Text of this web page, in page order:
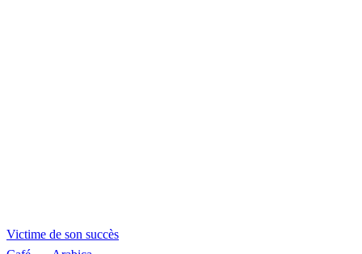
Victime de son succès